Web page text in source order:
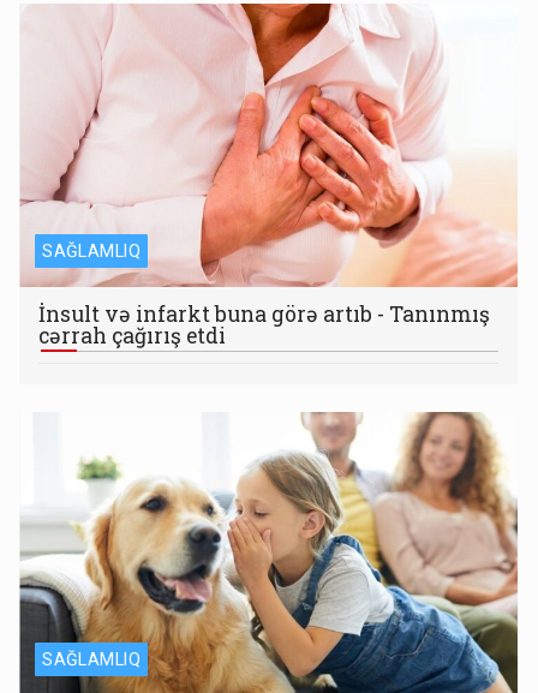
SAĞLAMLIQ
İnsult və infarkt buna görə artıb - Tanınmış
cərrah çağırış etdi
SAĞLAMLIQ